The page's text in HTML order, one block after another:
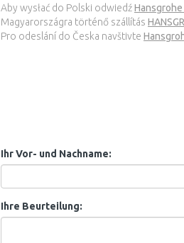
Aby wysłać do Polski odwiedź
Magyarországra történő szállítás
Pro odeslání do Česka navštivte
Ihr Vor- und Nachname:
Ihre Beurteilung: